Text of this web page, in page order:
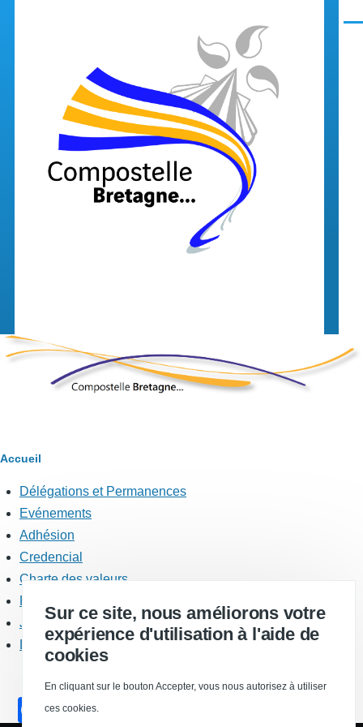
Fil
d'Ariane
Accueil
Menu
Association
Délégations et Permanences
Evénements
Adhésion
Credencial
Charte des valeurs
Recherche de bénévoles
Jakezstela
Documents statutaires
F
Sur ce site, nous améliorons votre
expérience d'utilisation à l'aide de
cookies
En cliquant sur le bouton Accepter, vous nous autorisez à utiliser
ces cookies.